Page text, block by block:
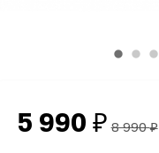
5 990 ₽ 8 990₽